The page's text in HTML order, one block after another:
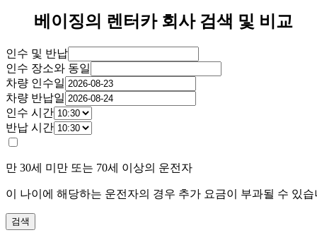
베이징의 렌터카 회사 검색 및 비교
인수 및 반납
인수 장소와 동일
차량 인수일
차량 반납일
인수 시간
반납 시간
만 30세 미만 또는 70세 이상의 운전자
이 나이에 해당하는 운전자의 경우 추가 요금이 부과될 수 있습
검색